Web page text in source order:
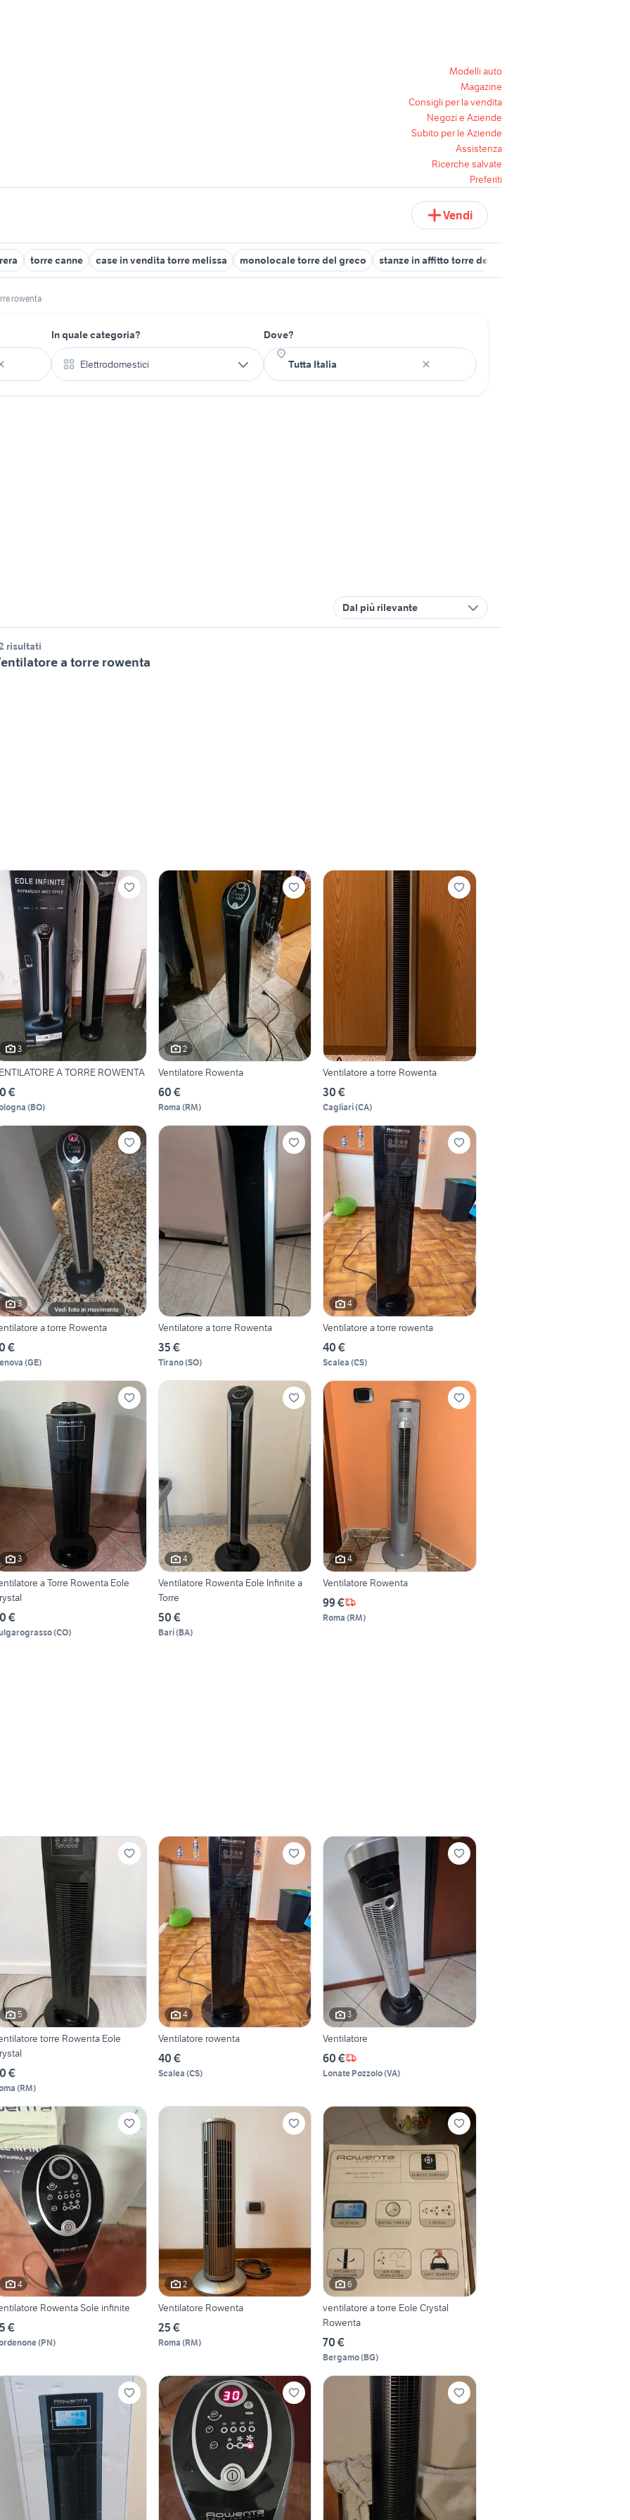
Modelli auto
Magazine
Consigli per la vendita
Negozi e Aziende
Subito per le Aziende
Assistenza
Ricerche salvate
Preferiti
Vendi
torre canne case in vendita torre melissa monolocale torre del greco stanze in affitto torre del greco
rowenta
In quale categoria?
Elettrodomestici
Dove?
Dal più rilevante
risultati
a torre rowenta
3
A TORRE ROWENTA
€
(BO)
2
Ventilatore Rowenta
60 €
Roma (RM)
Ventilatore a torre Rowenta
30 €
Cagliari(CA)
3
a torre Rowenta
€
(GE)
Ventilatore a torre Rowenta
35 €
Tirano(SO)
4
Ventilatore a torre rowenta
40 €
Scalea (CS)
3
a Torre Rowenta Eole
€
(CO)
4
Ventilatore Rowenta Eole Infinite a
Torre
50 €
Bari(BA)
4
Ventilatore Rowenta
99 €
Roma (RM)
5
torre Rowenta Eole
€
(RM)
4
Ventilatore rowenta
40 €
Scalea (CS)
3
Ventilatore
60 €
Lonate Pozzolo(VA)
4
Rowenta Sole infinite
€
(PN)
2
Ventilatore Rowenta
25 €
Roma (RM)
6
ventilatore a torre Eole Crystal
Rowenta
70 €
Bergamo(BG)